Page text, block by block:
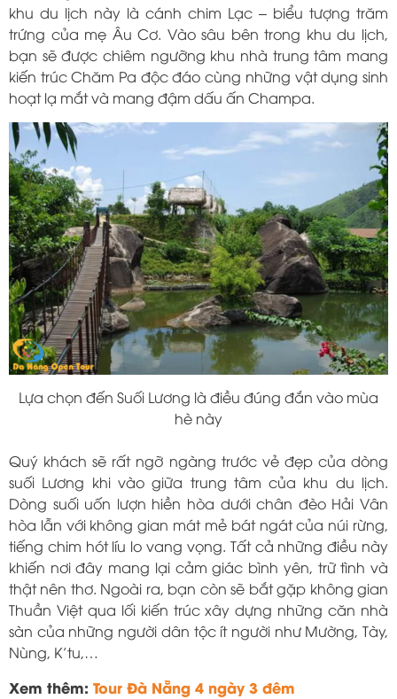
khu du lịch này là cánh chim Lạc – biểu tượng trăm
trứng của mẹ Âu Cơ. Vào sâu bên trong khu du lịch,
bạn sẽ được chiêm ngưỡng khu nhà trung tâm mang
kiến trúc Chăm Pa độc đáo cùng những vật dụng sinh
hoạt lạ mắt và mang đậm dấu ấn Champa.
Lựa chọn đến Suối Lương là điều đúng đắn vào mùa
hè này
Quý khách sẽ rất ngỡ ngàng trước vẻ đẹp của dòng
suối Lương khi vào giữa trung tâm của khu du lịch.
Dòng suối uốn lượn hiền hòa dưới chân đèo Hải Vân
hòa lẫn với không gian mát mẻ bát ngát của núi rừng,
tiếng chim hót líu lo vang vọng. Tất cả những điều này
khiến nơi đây mang lại cảm giác bình yên, trữ tình và
thật nên thơ. Ngoài ra, bạn còn sẽ bắt gặp không gian
Thuần Việt qua lối kiến trúc xây dựng những căn nhà
sàn của những người dân tộc ít người như Mường, Tày,
Nùng, K’tu,…
Xem thêm: Tour Đà Nẵng 4 ngày 3 đêm